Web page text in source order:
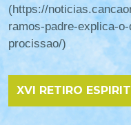
(https://
ramos-padre-explica-
procissao/)
XVI RETIRO